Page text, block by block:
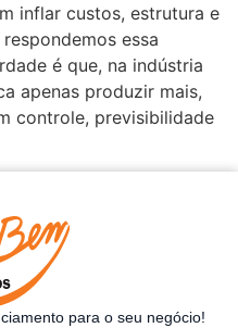
inflar custos, estrutura e
essa
é que, na indústria
apenas produzir mais,
controle, previsibilidade
para o seu negócio!